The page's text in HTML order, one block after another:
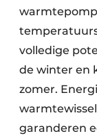
volledige
de winter en
zomer.
garanderen